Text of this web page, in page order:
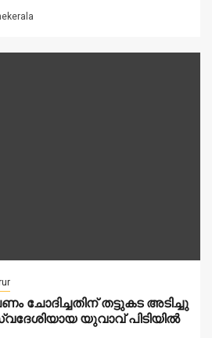
ചോദിച്ചതിന് തട്ടുകട അടിച്ചു
യുവാവ് പിടിയിൽ